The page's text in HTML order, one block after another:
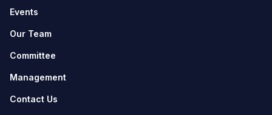
Events
Our Team
Committee
Management
Contact Us